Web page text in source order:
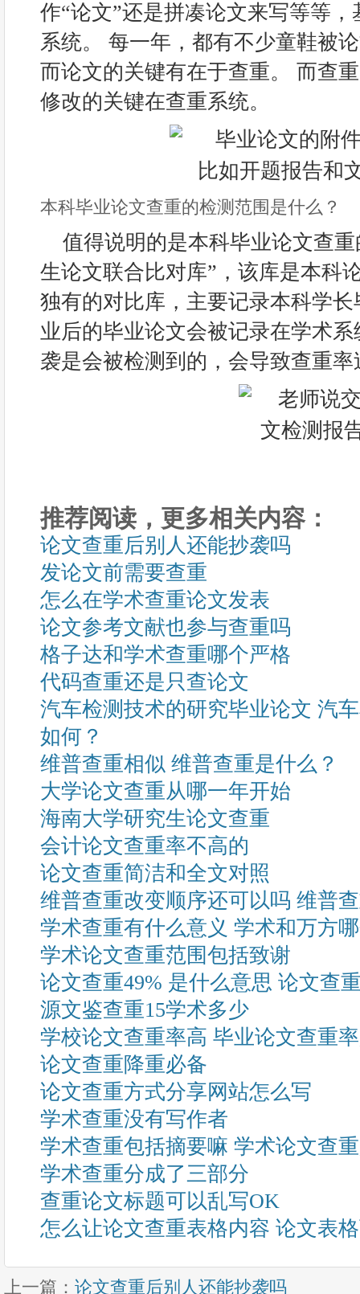
作“论文”还是拼凑论文来写等等
系统。 每一年，都有不少童鞋被
而论文的关键有在于查重。 而查
修改的关键在查重系统。
本科毕业论文查重的检测范围是什么？
值得说明的是本科毕业论文查
生论文联合比对库”，该库是本科
独有的对比库，主要记录本科学
业后的毕业论文会被记录在学术
袭是会被检测到的，会导致查重
推荐阅读，更多相关内容：
论文查重后别人还能抄袭吗
发论文前需要查重
怎么在学术查重论文发表
论文参考文献也参与查重吗
格子达和学术查重哪个严格
代码查重还是只查论文
汽车检测技术的研究毕业论文 汽
如何？
维普查重相似 维普查重是什么？
大学论文查重从哪一年开始
海南大学研究生论文查重
会计论文查重率不高的
论文查重简洁和全文对照
维普查重改变顺序还可以吗 维普
学术查重有什么意义 学术和万方
学术论文查重范围包括致谢
论文查重49% 是什么意思 论文查
源文鉴查重15学术多少
学校论文查重率高 毕业论文查重
论文查重降重必备
论文查重方式分享网站怎么写
学术查重没有写作者
学术查重包括摘要嘛 学术论文查
学术查重分成了三部分
查重论文标题可以乱写OK
怎么让论文查重表格内容 论文表
上一篇： 论文查重后别人还能抄袭吗